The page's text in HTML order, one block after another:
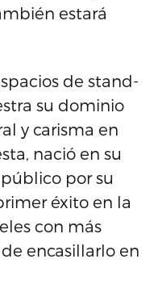
estará
de stand-
su dominio
y carisma en
nació en su
por su
éxito en la
con más
encasillarlo en